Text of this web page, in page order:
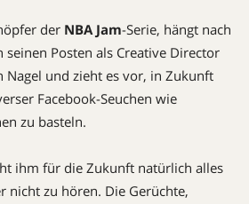
der NBA Jam-Serie, hängt nach
Posten als Creative Director
Nagel und zieht es vor, in Zukunft
Facebook-Seuchen wie
zu basteln.
ihm für die Zukunft natürlich alles
nicht zu hören. Die Gerüchte,